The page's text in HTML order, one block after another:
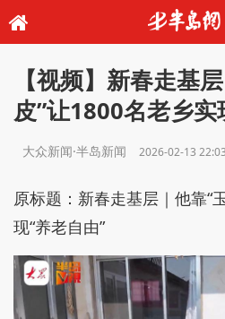
【视频】新春走基
皮”让1800名老乡实
大众新闻·半岛新闻 2026-02-13 22:03
原标题：新春走基层｜他靠“
现“养老自由”